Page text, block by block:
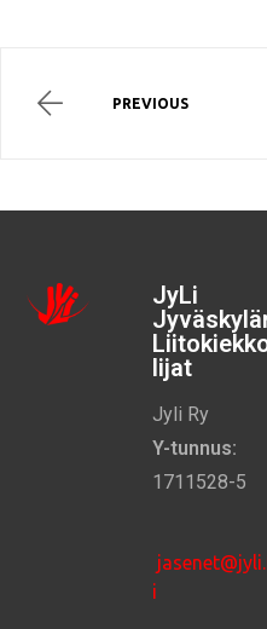
PREVIOUS
JyLi
lijat
Jyli Ry
Y-tunnus:
1711528-5
i